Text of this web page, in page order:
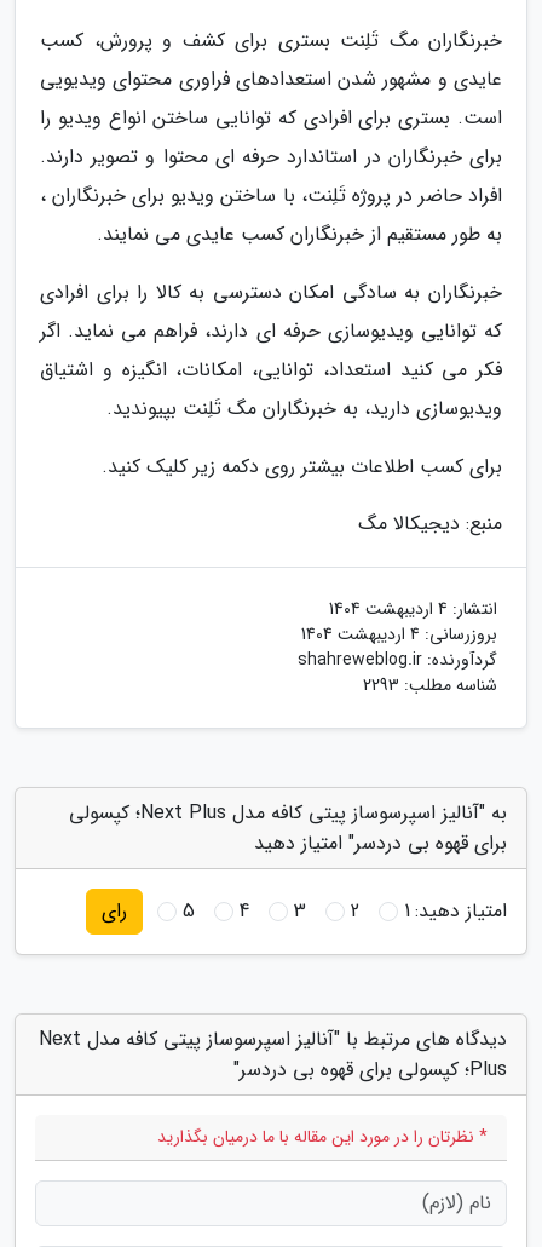
خبرنگاران مگ تَلِنت بستری برای کشف و پرورش، کسب
عایدی و مشهور شدن استعدادهای فراوری محتوای ویدیویی
است. بستری برای افرادی که توانایی ساختن انواع ویدیو را
برای خبرنگاران در استاندارد حرفه ای محتوا و تصویر دارند.
افراد حاضر در پروژه تَلِنت، با ساختن ویدیو برای خبرنگاران ،
به طور مستقیم از خبرنگاران کسب عایدی می نمایند.
خبرنگاران به سادگی امکان دسترسی به کالا را برای افرادی
که توانایی ویدیوسازی حرفه ای دارند، فراهم می نماید. اگر
فکر می کنید استعداد، توانایی، امکانات، انگیزه و اشتیاق
ویدیوسازی دارید، به خبرنگاران مگ تَلِنت بپیوندید.
برای کسب اطلاعات بیشتر روی دکمه زیر کلیک کنید.
منبع: دیجیکالا مگ
انتشار: 4 اردیبهشت 1404
بروزرسانی: 4 اردیبهشت 1404
گردآورنده: shahreweblog.ir
شناسه مطلب: 2293
به "آنالیز اسپرسوساز پیتی کافه مدل Next Plus؛ کپسولی
برای قهوه بی دردسر" امتیاز دهید
امتیاز دهید:1
2
3
4
5 رای
دیدگاه های مرتبط با "آنالیز اسپرسوساز پیتی کافه مدل Next
Plus؛ کپسولی برای قهوه بی دردسر"
* نظرتان را در مورد این مقاله با ما درمیان بگذارید